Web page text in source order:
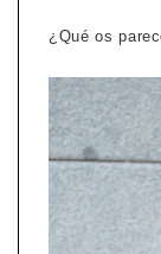
¿Qué os